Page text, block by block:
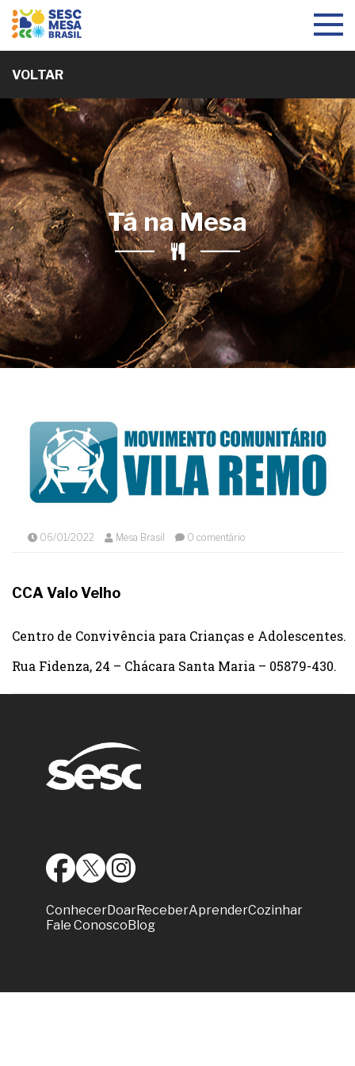
Toggle
VOLTAR
Tá na Mesa
06/01/2022 Mesa Brasil 0 comentário
CCA Valo Velho
Centro de Convivência para Crianças e Adolescentes.
Rua Fidenza, 24 – Chácara Santa Maria – 05879-430.
ConhecerDoarReceberAprenderCozinhar
Fale Conosco Blog